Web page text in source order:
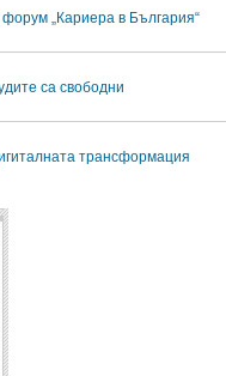
„Кариера в България“
са свободни
трансформация